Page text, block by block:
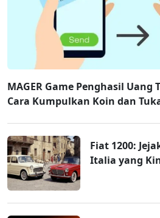
MAGER Game Penghasil Uang
Cara Kumpulkan Koin dan
Fiat 1200:
Italia yang